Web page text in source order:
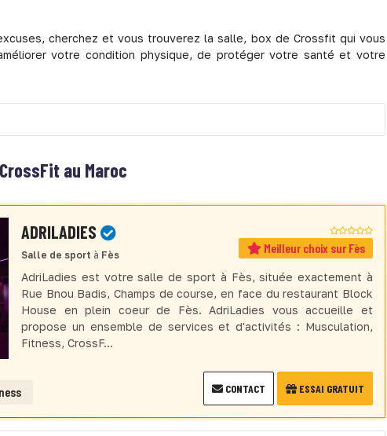
cherchez et vous trouverez la salle, box de Crossfit qui vous
votre condition physique, de protéger votre santé et votre
au Maroc
ADRILADIES
Salle de sport à Fès Meilleur choix sur Fès
AdriLadies est votre salle de sport à Fès, située exactement à
Rue Bnou Badis, Champs de course, en face du restaurant Block
House en plein coeur de Fès. AdriLadies vous accueille et
propose un ensemble de services et d'activités : Musculation,
Fitness, CrossF...
CONTACT ESSAI GRATUIT